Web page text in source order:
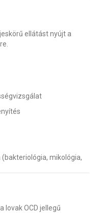
ellátást nyújt a
mikológia,
lovak OCD jellegű